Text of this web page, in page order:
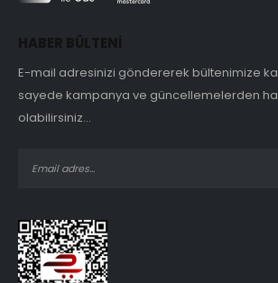
HABER BÜLTENİ
E-mail adresinizi göndererek bültenimize
sayede kampanya ve güncellemelerden
olabilirsiniz...